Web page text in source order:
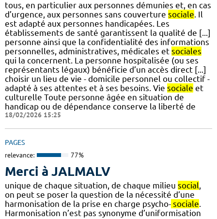
tous, en particulier aux personnes démunies et, en cas
d’urgence, aux personnes sans couverture sociale. Il
est adapté aux personnes handicapées. Les
établissements de santé garantissent la qualité de [...]
personne ainsi que la confidentialité des informations
personnelles, administratives, médicales et sociales
qui la concernent. La personne hospitalisée (ou ses
représentants légaux) bénéficie d’un accès direct [...]
choisir un lieu de vie - domicile personnel ou collectif -
adapté à ses attentes et à ses besoins. Vie sociale et
culturelle Toute personne âgée en situation de
handicap ou de dépendance conserve la liberté de
18/02/2026 15:25
PAGES
relevance: 77%
Merci à JALMALV
unique de chaque situation, de chaque milieu social,
on peut se poser la question de la nécessité d’une
harmonisation de la prise en charge psycho- sociale.
Harmonisation n’est pas synonyme d’uniformisation